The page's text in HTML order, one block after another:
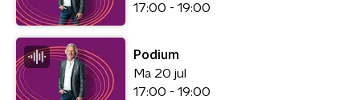
17:00 - 19:00
Podium
Ma 20 jul
17:00 - 19:00